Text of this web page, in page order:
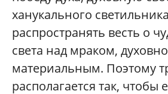
ханукального
распространять весть о
света над мраком,
материальным. Поэтому
располагается так, чтобы